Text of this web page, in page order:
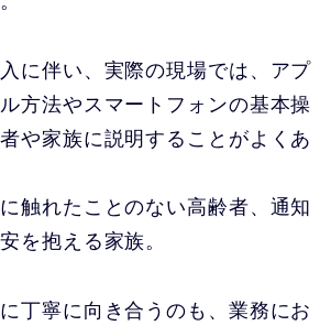
に伴い、実際の現場では、アプ
方法やスマートフォンの基本操
や家族に説明することがよくあ
触れたことのない高齢者、通知
を抱える家族。
丁寧に向き合うのも、業務にお